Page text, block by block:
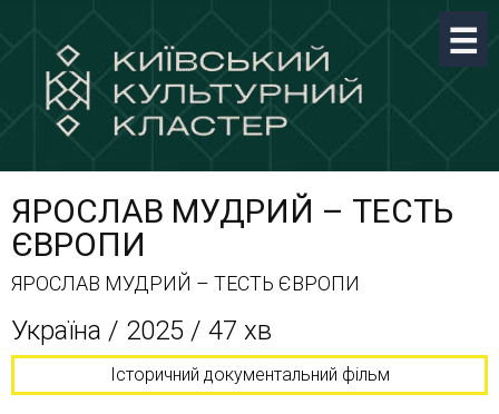
ЯРОСЛАВ МУДРИЙ – ТЕСТЬ
ЄВРОПИ
ЯРОСЛАВ МУДРИЙ – ТЕСТЬ ЄВРОПИ
Україна / 2025 / 47 хв
Історичний документальний фільм